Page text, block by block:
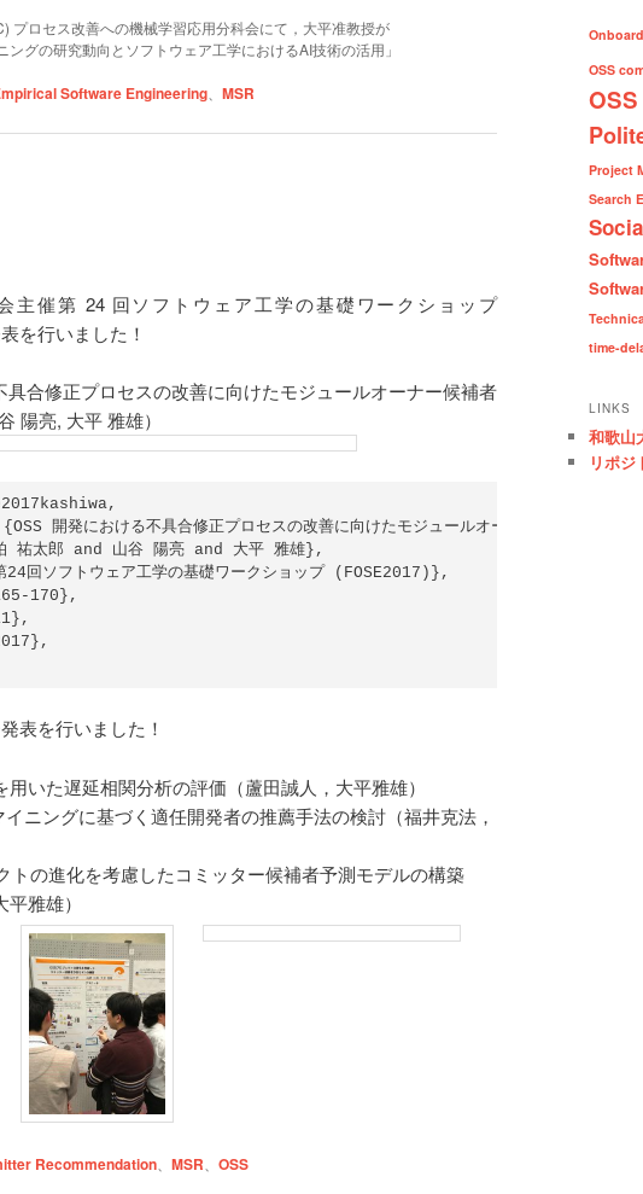
プロセス改善への機械学習応用分科会にて，大平准教授が
ングの研究動向とソフトウェア工学におけるAI技術の活用」
Software Engineering MSR
主催第 24 回ソフトウェア工学の基礎ワークショップ
を行いました！
具合修正プロセスの改善に向けたモジュールオーナー候補者
陽亮, 大平 雅雄）
開発における不具合修正プロセスの改善に向けたモジュールオーナー候補者推薦},
太郎 and 山谷 陽亮 and 大平 雅雄},
回ソフトウェア工学の基礎ワークショップ (FOSE2017)},
170},
表を行いました！
用いた遅延相関分析の評価（蘆田誠人，大平雅雄）
ニングに基づく適任開発者の推薦手法の検討（福井克法，
トの進化を考慮したコミッター候補者予測モデルの構築
平雅雄）
Recommendation MSR OSS
OSS
Project
Search
time-
LINKS
和歌山
リポ